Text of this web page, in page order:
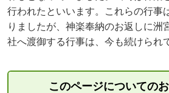
行われたといいます。これらの行事
りましたが、神楽奉納のお返しに洲
社へ渡御する行事は、今も続けられ
このページについての